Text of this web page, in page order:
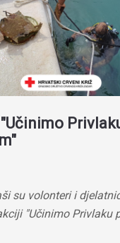
su volonteri i
"Učinimo Privlaku